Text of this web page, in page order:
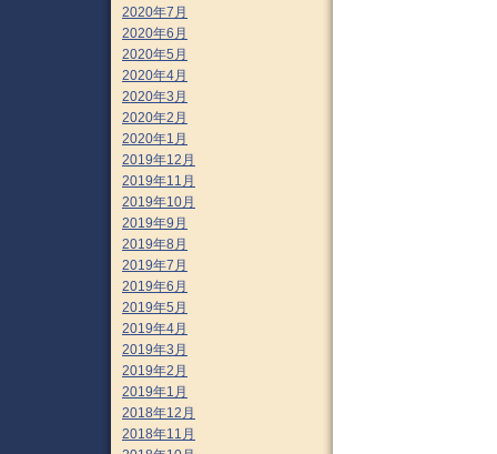
2020年7月
2020年6月
2020年5月
2020年4月
2020年3月
2020年2月
2020年1月
2019年12月
2019年11月
2019年10月
2019年9月
2019年8月
2019年7月
2019年6月
2019年5月
2019年4月
2019年3月
2019年2月
2019年1月
2018年12月
2018年11月